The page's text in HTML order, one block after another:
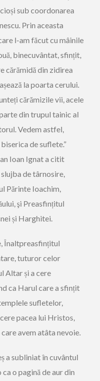
sub coordonarea
Prin aceasta
l-am făcut cu mâinile
binecuvântat, sfințit,
cărămidă din zidirea
la poarta cerului.
cărămizile vii, acele
din trupul tainic al
Vedem astfel,
de suflete.”
Ioan Ignat a citit
de târnosire,
Părinte Ioachim,
şi Preasfințitul
și Harghitei.
Înaltpreasfințitul
tuturor celor
Altar și a cere
ca Harul care a sfințit
sufletelor,
pacea lui Hristos,
avem atâta nevoie.
a subliniat în cuvântul
o pagină de aur din